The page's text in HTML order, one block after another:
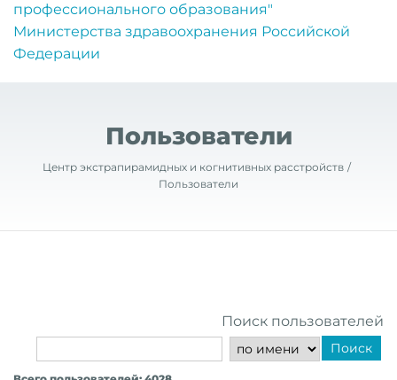
профессионального образования"
Министерства здравоохранения Российской
Федерации
Пользователи
Центр экстрапирамидных и когнитивных расстройств
Пользователи
Поиск пользователей
Поиск